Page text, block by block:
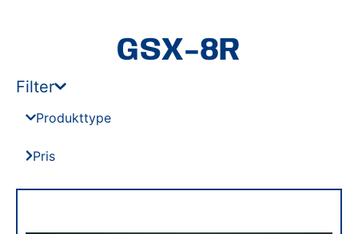
GSX-8R
Filter
Produkttype
Pris